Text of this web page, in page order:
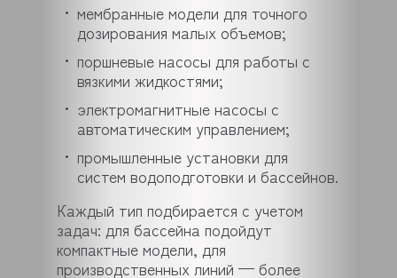
мембранные модели для точного
дозирования малых объемов;
поршневые насосы для работы с
вязкими жидкостями;
электромагнитные насосы с
автоматическим управлением;
промышленные установки для
систем водоподготовки и бассейнов.
Каждый тип подбирается с учетом
задач: для бассейна подойдут
компактные модели, для
производственных линий — более